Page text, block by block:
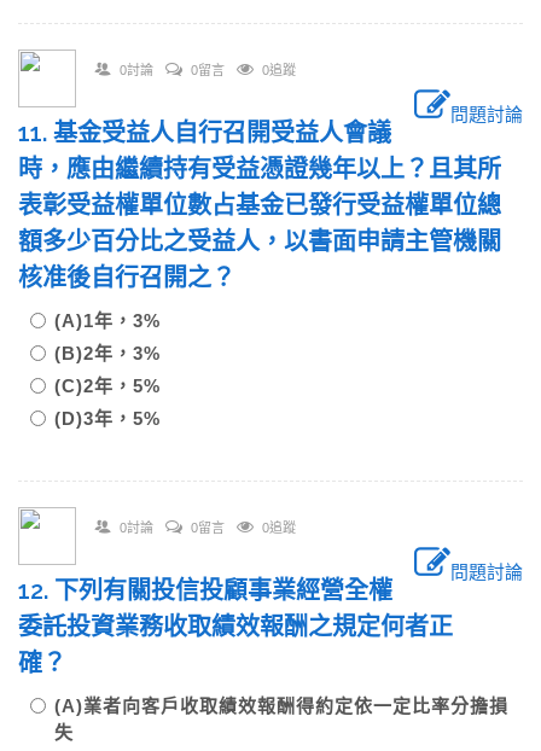
0討論 0留言 0追蹤
問題討論
11. 基金受益人自行召開受益人會議
時，應由繼續持有受益憑證幾年以上？且其所
表彰受益權單位數占基金已發行受益權單位總
額多少百分比之受益人，以書面申請主管機關
核准後自行召開之？
(A)1年，3%
(B)2年，3%
(C)2年，5%
(D)3年，5%
0討論 0留言 0追蹤
問題討論
12. 下列有關投信投顧事業經營全權
委託投資業務收取績效報酬之規定何者正
確？
(A)業者向客戶收取績效報酬得約定依一定比率分擔損
失